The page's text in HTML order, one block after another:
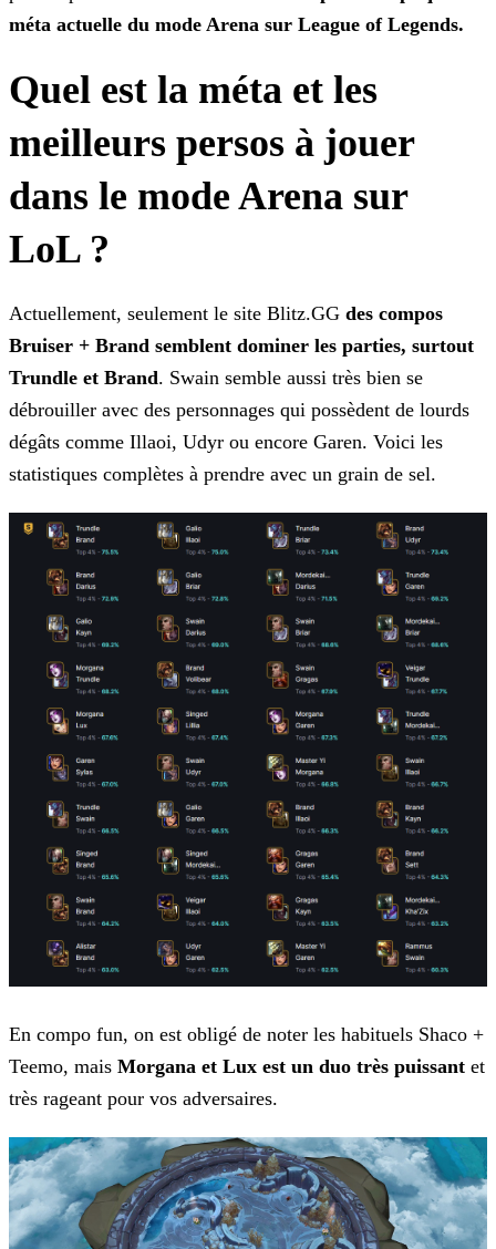
méta actuelle du mode Arena sur League of Legends.
Quel est la méta et les
meilleurs persos à jouer
dans le mode Arena sur
LoL ?
Actuellement, seulement le site Blitz.GG des compos
Bruiser + Brand semblent dominer les parties, surtout
Trundle et Brand. Swain semble aussi très bien se
débrouiller avec des personnages qui possèdent de lourds
dégâts comme Illaoi, Udyr ou encore Garen. Voici les
statistiques complètes à prendre avec un grain de sel.
En compo fun, on est obligé de noter les habituels Shaco +
Teemo, mais Morgana et Lux est un duo très puissant et
très rageant pour vos adversaires.